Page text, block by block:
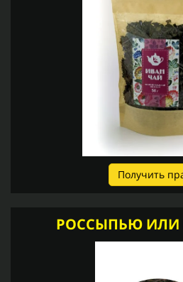
Получить
РОССЫПЬЮ ИЛИ